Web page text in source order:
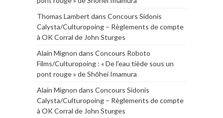
Thomas Lambert dans Concours Sidonis
Calysta/Culturopoing – Règlements de compte
à OK Corral de John Sturges
Alain Mignon dans Concours Roboto
Films/Culturopoing : « De l’eau tiède sous un
pont rouge » de Shōhei Imamura
Alain Mignon dans Concours Sidonis
Calysta/Culturopoing – Règlements de compte
à OK Corral de John Sturges